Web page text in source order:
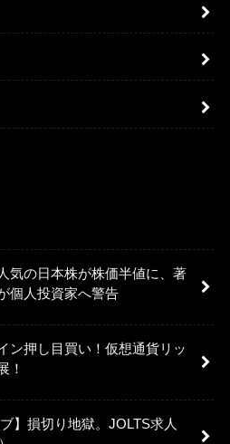
気の日本株が株価半値に、著
個人投資家へ警告
ン押し目買い！仮想通貨リッ
！
ブ】損切り地獄。JOLTS求人